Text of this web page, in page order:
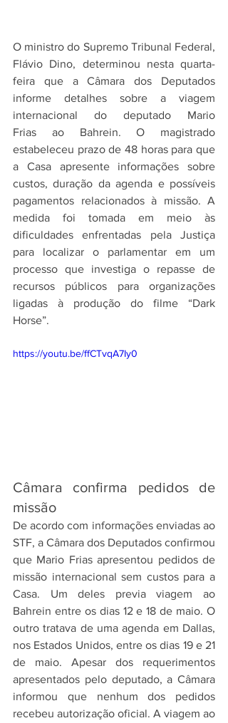
O ministro do Supremo Tribunal Federal,
Flávio Dino, determinou nesta quarta-
feira que a Câmara dos Deputados
informe detalhes sobre a viagem
internacional do deputado Mario
Frias ao Bahrein. O magistrado
estabeleceu prazo de 48 horas para que
a Casa apresente informações sobre
custos, duração da agenda e possíveis
pagamentos relacionados à missão. A
medida foi tomada em meio às
dificuldades enfrentadas pela Justiça
para localizar o parlamentar em um
processo que investiga o repasse de
recursos públicos para organizações
ligadas à produção do filme “Dark
Horse”.
https://youtu.be/ffCTvqA7Iy0
Câmara confirma pedidos de
missão
De acordo com informações enviadas ao
STF, a Câmara dos Deputados confirmou
que Mario Frias apresentou pedidos de
missão internacional sem custos para a
Casa. Um deles previa viagem ao
Bahrein entre os dias 12 e 18 de maio. O
outro tratava de uma agenda em Dallas,
nos Estados Unidos, entre os dias 19 e 21
de maio. Apesar dos requerimentos
apresentados pelo deputado, a Câmara
informou que nenhum dos pedidos
recebeu autorização oficial. A viagem ao